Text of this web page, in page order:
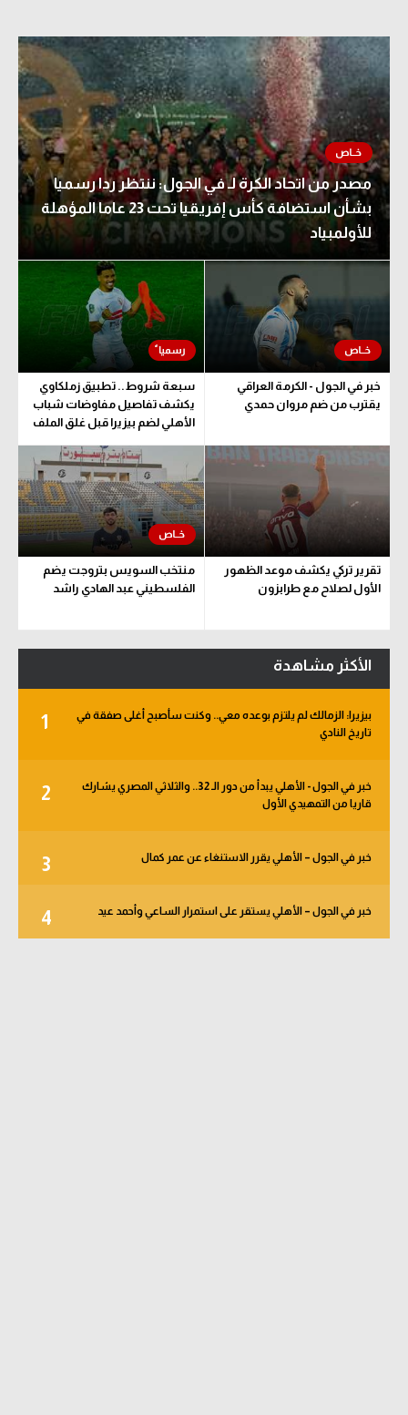
مصدر من اتحاد الكرة لـ في الجول: ننتظر ردا رسميا
بشأن استضافة كأس إفريقيا تحت 23 عاما المؤهلة
للأولمبياد
خبر في الجول - الكرمة العراقي
يقترب من ضم مروان حمدي
سبعة شروط.. تطبيق زملكاوي
يكشف تفاصيل مفاوضات شباب
الأهلي لضم بيزيرا قبل غلق الملف
تقرير تركي يكشف موعد الظهور
الأول لصلاح مع طرابزون
منتخب السويس بتروجت يضم
الفلسطيني عبد الهادي راشد
الأكثر مشاهدة
1
بيزيرا: الزمالك لم يلتزم بوعده معي.. وكنت سأصبح أغلى صفقة في
تاريخ النادي
2
خبر في الجول - الأهلي يبدأ من دور الـ 32.. والثلاثي المصري يشارك
قاريا من التمهيدي الأول
3 خبر في الجول – الأهلي يقرر الاستنغاء عن عمر كمال
4 خبر في الجول – الأهلي يستقر على استمرار الساعي وأحمد عيد